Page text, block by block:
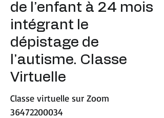
de l’enfant à 24 mois
intégrant le
dépistage de
l’autisme. Classe
Virtuelle
Classe virtuelle sur Zoom
36472200034